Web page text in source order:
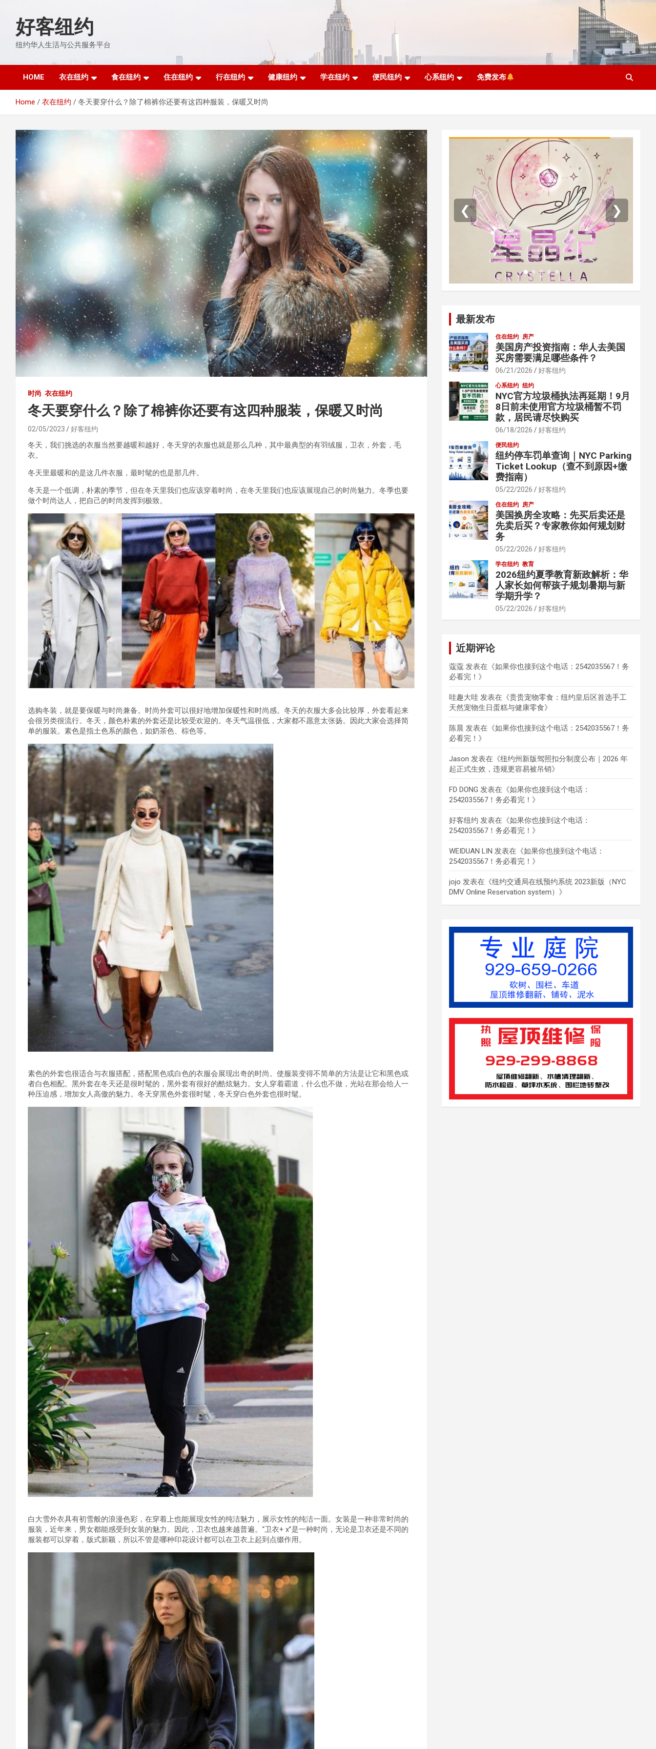
content好客纽约
纽约华人生活与公共服务平台
HOME 衣在纽约 食在纽约 住在纽约 行在纽约 健康纽约 学在纽约 便民纽约 心系纽约 免费发布
Home 衣在纽约 冬天要穿什么？除了棉裤你还要有这四种服装，保暖又时尚
时尚 衣在纽约
冬天要穿什么？除了棉裤你还要有这四种服装，保暖又时尚
02/05/2023 好客纽约
冬天，我们挑选的衣服当然要越暖和越好，冬天穿的衣服也就是那么几种，其中最典型的有羽绒服，卫衣，外套，毛
衣。
冬天里最暖和的是这几件衣服，最时髦的也是那几件。
冬天是一个低调，朴素的季节，但在冬天里我们也应该穿着时尚，在冬天里我们也应该展现自己的时尚魅力。冬季也要
做个时尚达人，把自己的时尚发挥到极致。
选购冬装，就是要保暖与时尚兼备。时尚外套可以很好地增加保暖性和时尚感。冬天的衣服大多会比较厚，外套看起来
会很另类很流行。冬天，颜色朴素的外套还是比较受欢迎的。冬天气温很低，大家都不愿意太张扬。因此大家会选择简
单的服装。素色是指土色系的颜色，如奶茶色、棕色等。
素色的外套也很适合与衣服搭配，搭配黑色或白色的衣服会展现出奇的时尚。使服装变得不简单的方法是让它和黑色或
者白色相配。黑外套在冬天还是很时髦的，黑外套有很好的酷炫魅力。女人穿着霸道，什么也不做，光站在那会给人一
种压迫感，增加女人高傲的魅力。冬天穿黑色外套很时髦，冬天穿白色外套也很时髦。
白大雪外衣具有初雪般的浪漫色彩，在穿着上也能展现女性的纯洁魅力，展示女性的纯洁一面。女装是一种非常时尚的
服装，近年来，男女都能感受到女装的魅力。因此，卫衣也越来越普遍。“卫衣+ x”是一种时尚，无论是卫衣还是不同的
服装都可以穿着，版式新颖，所以不管是哪种印花设计都可以在卫衣上起到点缀作用。
❮ ❯
最新发布
住在纽约 房产
美国房产投资指南：华人去美国
买房需要满足哪些条件？
06/21/2026 好客纽约
心系纽约 纽约
NYC官方垃圾桶执法再延期！9月
8日前未使用官方垃圾桶暂不罚
款，居民请尽快购买
06/18/2026 好客纽约
便民纽约
纽约停车罚单查询｜NYC Parking
Ticket Lookup（查不到原因+缴
费指南）
05/22/2026 好客纽约
住在纽约 房产
美国换房全攻略：先买后卖还是
先卖后买？专家教你如何规划财
务
05/22/2026 好客纽约
学在纽约 教育
2026纽约夏季教育新政解析：华
人家长如何帮孩子规划暑期与新
学期升学？
05/22/2026 好客纽约
近期评论
蔻蔻 发表在《如果你也接到这个电话：2542035567！务
必看完！ 》
哇趣大哇 发表在《贵贵宠物零食：纽约皇后区首选手工
天然宠物生日蛋糕与健康零食》
陈晨 发表在《如果你也接到这个电话：2542035567！务
必看完！ 》
Jason 发表在《纽约州新版驾照扣分制度公布｜2026 年
起正式生效，违规更容易被吊销》
FD DONG 发表在《如果你也接到这个电话：
2542035567！务必看完！ 》
好客纽约 发表在《如果你也接到这个电话：
2542035567！务必看完！ 》
WEIDUAN LIN 发表在《如果你也接到这个电话：
2542035567！务必看完！ 》
jojo 发表在《纽约交通局在线预约系统 2023新版（NYC
DMV Online Reservation system） 》